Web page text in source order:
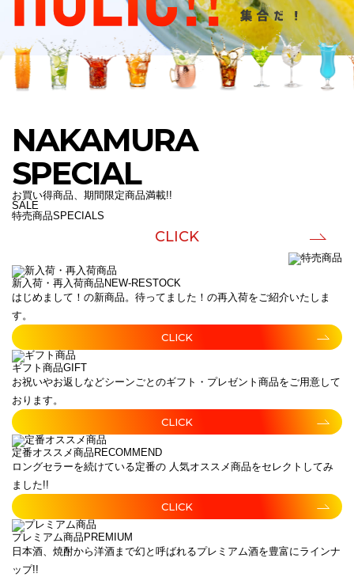
NAKAMURA
SPECIAL
お買い得商品、期間限定商品満載!!
SALE
特売商品SPECIALS
CLICK
新入荷・再入荷商品 NEW-RESTOCK
はじめまして！の新商品。待ってました！の再入荷をご紹介いたしま
す。
CLICK
ギフト商品GIFT
お祝いやお返しなどシーンごとのギフト・プレゼント商品をご用意して
おります。
CLICK
定番オススメ商品 RECOMMEND
ロングセラーを続けている定番の 人気オススメ商品をセレクトしてみ
ました!!
CLICK
プレミアム商品 PREMIUM
日本酒、焼酎から洋酒まで幻と呼ばれるプレミアム酒を豊富にラインナ
ップ!!